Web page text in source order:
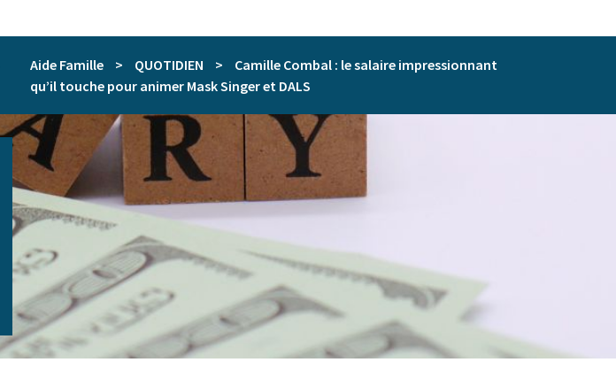
Aide Famille > QUOTIDIEN >
Camille Combal : le salaire impressionnant
qu’il touche pour animer Mask Singer et DALS